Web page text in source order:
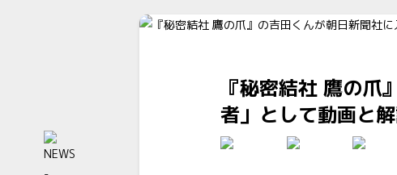
『秘密結社 鷹の爪
者」として動画と